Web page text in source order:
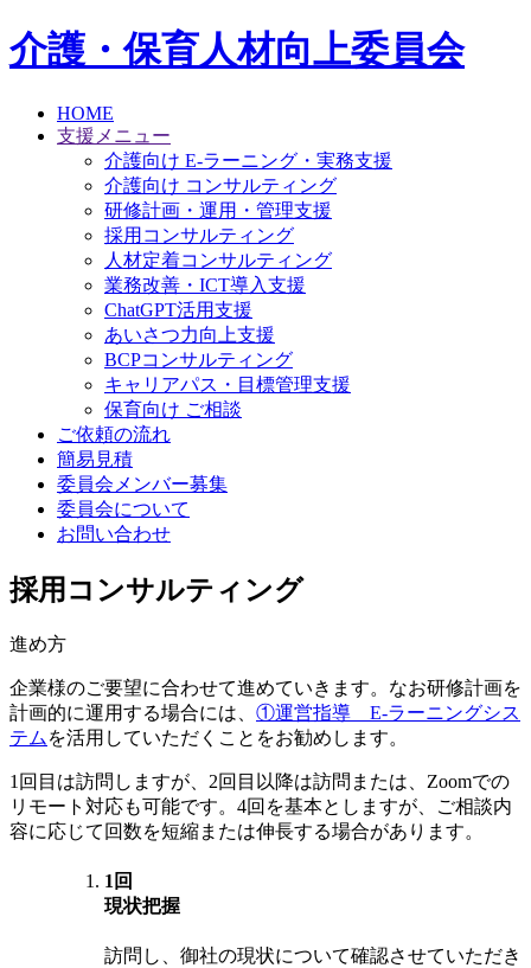
介護・保育人材向上委員会
HOME
支援メニュー
介護向け E-ラーニング・実務支援
介護向け コンサルティング
研修計画・運用・管理支援
採用コンサルティング
人材定着コンサルティング
業務改善・ICT導入支援
ChatGPT活用支援
あいさつ力向上支援
BCPコンサルティング
キャリアパス・目標管理支援
保育向け ご相談
ご依頼の流れ
簡易見積
委員会メンバー募集
委員会について
お問い合わせ
採用コンサルティング
進め方
企業様のご要望に合わせて進めていきます。なお研修計画を
計画的に運用する場合には、 ①運営指導 E-ラーニングシス
テム を活用していただくことをお勧めします。
1回目は訪問しますが、2回目以降は訪問または、Zoomでの
リモート対応も可能です。4回を基本としますが、ご相談内
容に応じて回数を短縮または伸長する場合があります。
1回
現状把握
訪問し、御社の現状について確認させていただき